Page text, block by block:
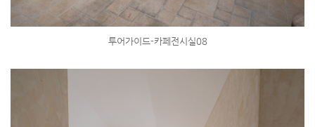
투어가이드-카페전시실08